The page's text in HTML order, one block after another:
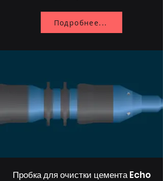
Подробнее...
Пробка для очистки цемента Echo